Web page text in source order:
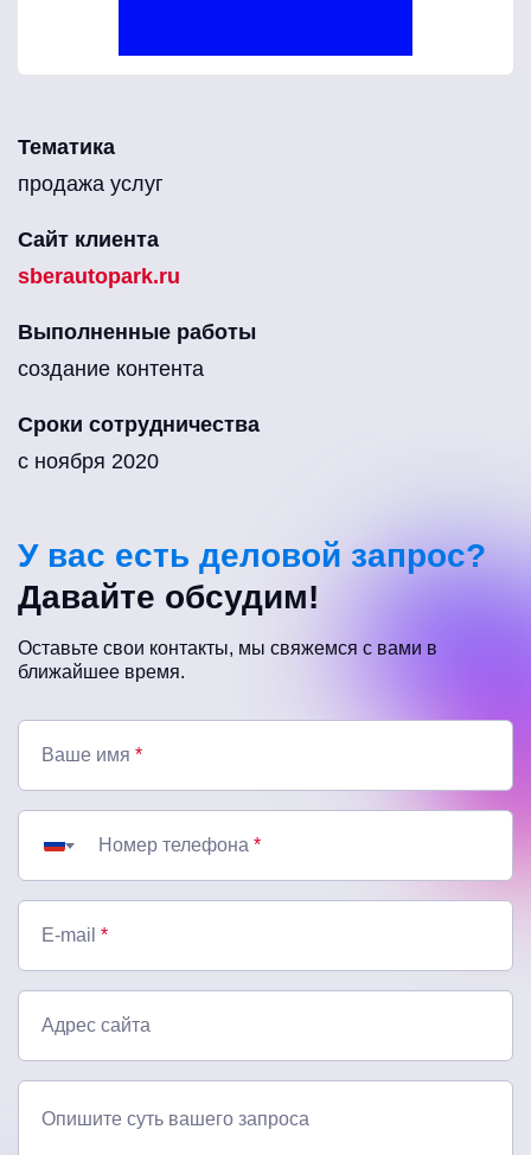
Тематика
продажа услуг
Сайт клиента
sberautopark.ru
Выполненные работы
создание контента
Сроки сотрудничества
с ноября 2020
У вас есть деловой запрос?
Давайте обсудим!
Оставьте свои контакты, мы свяжемся с вами в
ближайшее время.
Ваше имя *
Номер телефона *
E-mail *
Адрес сайта
Опишите суть вашего запроса